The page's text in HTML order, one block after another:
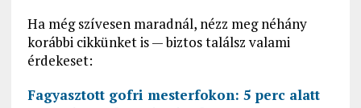
Ha még szívesen maradnál, nézz meg néhány
korábbi cikkünket is — biztos találsz valami
érdekeset:
Fagyasztott gofri mesterfokon: 5 perc alatt